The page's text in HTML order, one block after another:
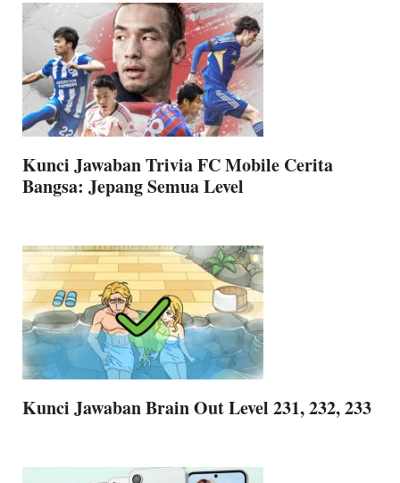
Kunci Jawaban Trivia FC Mobile Cerita
Bangsa: Jepang Semua Level
Kunci Jawaban Brain Out Level 231, 232, 233